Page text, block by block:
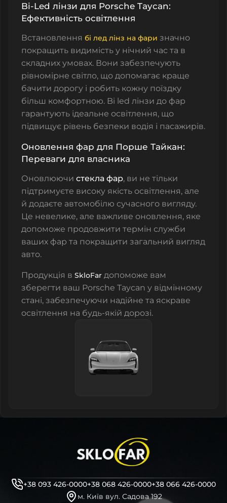
Bi-Led лінзи для Porsche Taycan:
Ефективність освітлення
Встановлення бі лед лінз на фари значно
покращить видимість у нічний час та в
складних умовах. Вони забезпечують
рівномірне світло, що допомагає краще
бачити дорогу і робить кожну поїздку
більш комфортною. Bi led лінзи до фар
гарантують ідеальне освітлення, що
підвищує рівень безпеки водія і пасажирів.
Оновлення фар для Порше Тайкан:
Переваги для власника
Оновлюючи стекла фар, ви не тільки
підтримуєте високу якість освітлення, але
й додаєте автомобілю сучасного вигляду.
Це невелике, але важливе оновлення, яке
допоможе продовжити термін служби
ваших фар та покращити загальний вигляд
авто.
Продукція в SkloFar допоможе вам
зберегти ваш Porsche Taycan у відмінному
стані, забезпечуючи надійне та яскраве
освітлення на будь-якій дорозі.
+38 093 426-0000+38 068 426-0000+38 066 426-0000
м. Київ вул. Садова 192